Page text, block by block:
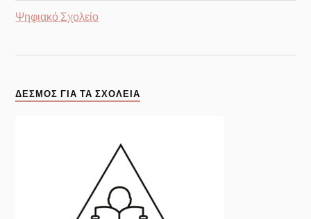
Ψηφιακό Σχολείο
ΔΕΣΜΟΣ ΓΙΑ ΤΑ ΣΧΟΛΕΊΑ